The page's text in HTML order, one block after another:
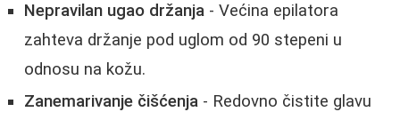
Nepravilan ugao držanja - Većina epilatora
zahteva držanje pod uglom od 90 stepeni u
odnosu na kožu.
Zanemarivanje čišćenja - Redovno čistite glavu